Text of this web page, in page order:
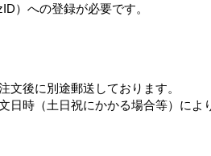
）への登録が必要です。
文後に別途郵送しております。
日時（土日祝にかかる場合等）によ